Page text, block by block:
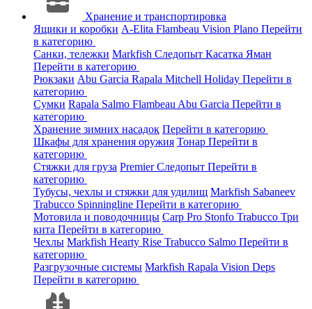
Хранение и транспортировка
Ящики и коробки A-Elita Flambeau Vision Plano Перейти
в категорию
Санки, тележки Markfish Следопыт Касатка Яман
Перейти в категорию
Рюкзаки Abu Garcia Rapala Mitchell Holiday Перейти в
категорию
Сумки Rapala Salmo Flambeau Abu Garcia Перейти в
категорию
Хранение зимних насадок Перейти в категорию
Шкафы для хранения оружия Тонар Перейти в
категорию
Стяжки для груза PremierСледопыт Перейти в
категорию
Тубусы, чехлы и стяжки для удилищ Markfish Sabaneev
Trabucco Spinningline Перейти в категорию
Мотовила и поводочницы Carp Pro Stonfo Trabucco Три
кита Перейти в категорию
Чехлы Markfish Hearty Rise Trabucco Salmo Перейти в
категорию
Разгрузочные системы Markfish Rapala Vision Deps
Перейти в категорию